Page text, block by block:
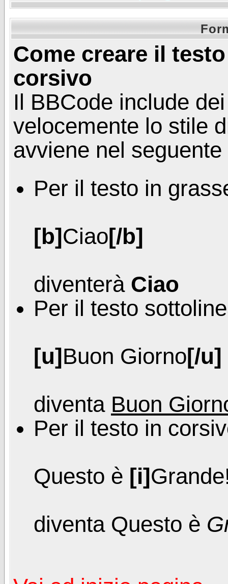
Come creare il
corsivo
Il BBCode include
velocemente lo stile
avviene nel
Per il testo in
[b]Ciao[/b]
diventerà Ciao
Per il testo
[u]Buon Giorno[/u]
diventa Buon
Per il testo in
Questo è [i]
diventa Questo è